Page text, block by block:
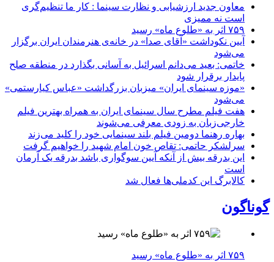
معاون جدید ارزشیابی و نظارت سینما : کار ما تنظیم‌گری
است نه ممیزی
۷۵۹ اثر به «طلوع ماه» رسید
آیین نکوداشت «آقای صدا» در خانه‌ی هنرمندان ایران برگزار
می‌شود
خاتمی: بعید می‌دانم اسرائیل به آسانی بگذارد در منطقه صلح
پایدار برقرار شود
«موزه سینمای ایران» میزبان بزرگداشت «عباس کیارستمی»
می‌شود
هفت فیلم مطرح سال سینمای ایران به همراه بهترین فیلم
خارجی‌زبان به زودی معرفی می‌شوند
بهاره رهنما دومین فیلم بلند سینمایی خود را کلید می‌زند
سرلشکر حاتمی: تقاص خون امام شهید را خواهیم گرفت
این بدرقه بیش از آنکه آیین سوگواری باشد بدرقه یک آرمان
است
کالابرگ این کدملی‌ها فعال شد
گوناگون
۷۵۹ اثر به «طلوع ماه» رسید